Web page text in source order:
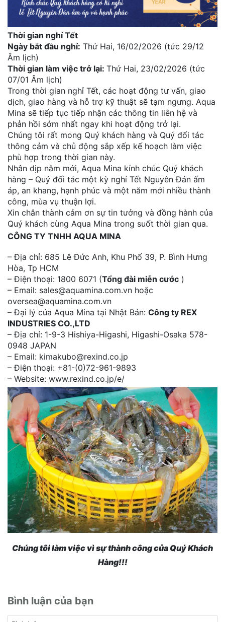
Thời gian nghỉ Tết
Ngày bắt đầu nghỉ: Thứ Hai, 16/02/2026 (tức 29/12
Âm lịch)
Thời gian làm việc trở lại: Thứ Hai, 23/02/2026 (tức
07/01 Âm lịch)
Trong thời gian nghỉ Tết, các hoạt động tư vấn, giao
dịch, giao hàng và hỗ trợ kỹ thuật sẽ tạm ngưng. Aqua
Mina sẽ tiếp tục tiếp nhận các thông tin liên hệ và
phản hồi sớm nhất ngay khi hoạt động trở lại.
Chúng tôi rất mong Quý khách hàng và Quý đối tác
thông cảm và chủ động sắp xếp kế hoạch làm việc
phù hợp trong thời gian này.
Nhân dịp năm mới, Aqua Mina kính chúc Quý khách
hàng – Quý đối tác một kỳ nghỉ Tết Nguyên Đán ấm
áp, an khang, hạnh phúc và một năm mới nhiều thành
công, mùa vụ thuận lợi.
Xin chân thành cảm ơn sự tin tưởng và đồng hành của
Quý khách cùng Aqua Mina trong suốt thời gian qua.
CÔNG TY TNHH AQUA MINA
– Địa chỉ: 685 Lê Đức Anh, Khu Phố 39, P. Bình Hưng
Hòa, Tp HCM
– Điện thoại: 1800 6071 (Tổng đài miễn cước )
– Email: sales@aquamina.com.vn hoặc
oversea@aquamina.com.vn
– Đại lý của Aqua Mina tại Nhật Bản: Công ty REX
INDUSTRIES CO.,LTD
– Địa chỉ: 1-9-3 Hishiya-Higashi, Higashi-Osaka 578-
0948 JAPAN
– Email: kimakubo@rexind.co.jp
– Điện thoại: +81-(0)72-961-9893
– Website: www.rexind.co.jp/e/
Chúng tôi làm việc vì sự thành công của Quý Khách
Hàng!!!
Bình luận của bạn